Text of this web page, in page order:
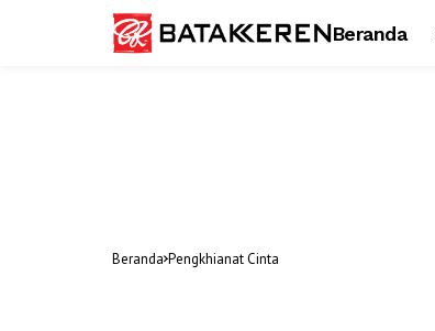
Beranda
Beranda Pengkhianat Cinta